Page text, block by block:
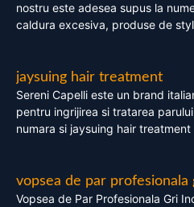
nostru este adesea supus la
caldura excesiva, produse de
jaysuing hair treatment
Sereni Capelli este un brand
pentru ingrijirea si tratarea
numara si jaysuing hair treatment
vopsea de par profesionala
Vopsea de Par Profesionala Gri